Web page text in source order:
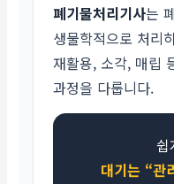
폐기물처리기사는
생물학적으로 처리
재활용, 소각, 매립
과정을 다룹니다.
쉽
대기는 “관